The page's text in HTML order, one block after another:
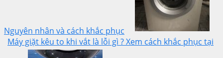
Nguyên nhân và cách khắc phục
Máy giặt kêu to khi vắt là lỗi gì ? Xem cách khắc phục tại